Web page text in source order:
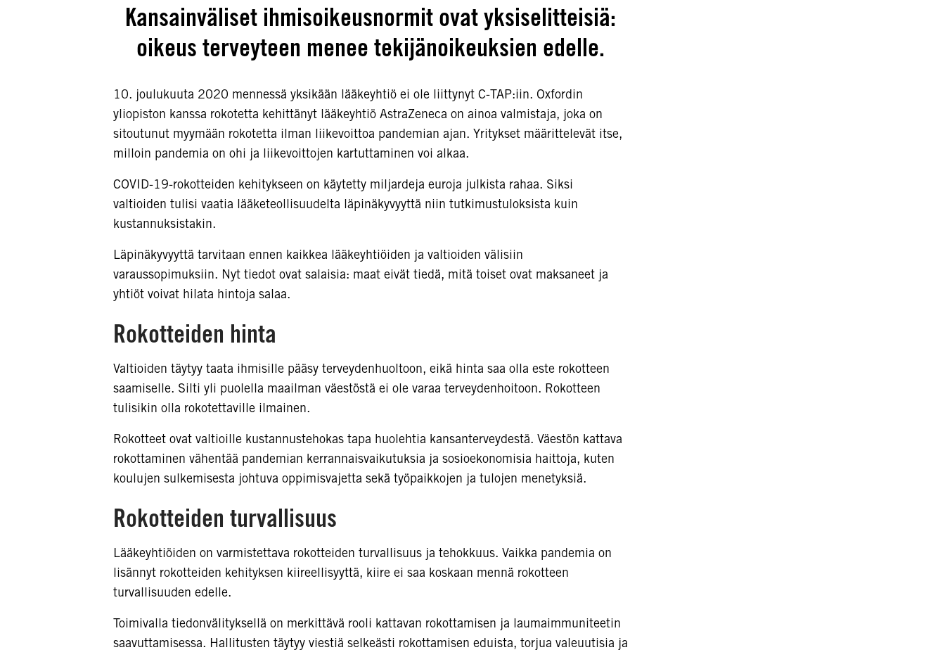
Kansainväliset ihmisoikeusnormit ovat yksiselitteisiä:
oikeus terveyteen menee tekijänoikeuksien edelle.
10. joulukuuta 2020 mennessä yksikään lääkeyhtiö ei ole liittynyt C-TAP:iin. Oxfordin
yliopiston kanssa rokotetta kehittänyt lääkeyhtiö AstraZeneca on ainoa valmistaja, joka on
sitoutunut myymään rokotetta ilman liikevoittoa pandemian ajan. Yritykset määrittelevät itse,
milloin pandemia on ohi ja liikevoittojen kartuttaminen voi alkaa.
COVID-19-rokotteiden kehitykseen on käytetty miljardeja euroja julkista rahaa. Siksi
valtioiden tulisi vaatia lääketeollisuudelta läpinäkyvyyttä niin tutkimustuloksista kuin
kustannuksistakin.
Läpinäkyvyyttä tarvitaan ennen kaikkea lääkeyhtiöiden ja valtioiden välisiin
varaussopimuksiin. Nyt tiedot ovat salaisia: maat eivät tiedä, mitä toiset ovat maksaneet ja
yhtiöt voivat hilata hintoja salaa.
Rokotteiden hinta
Valtioiden täytyy taata ihmisille pääsy terveydenhuoltoon, eikä hinta saa olla este rokotteen
saamiselle. Silti yli puolella maailman väestöstä ei ole varaa terveydenhoitoon. Rokotteen
tulisikin olla rokotettaville ilmainen.
Rokotteet ovat valtioille kustannustehokas tapa huolehtia kansanterveydestä. Väestön kattava
rokottaminen vähentää pandemian kerrannaisvaikutuksia ja sosioekonomisia haittoja, kuten
koulujen sulkemisesta johtuva oppimisvajetta sekä työpaikkojen ja tulojen menetyksiä.
Rokotteiden turvallisuus
Lääkeyhtiöiden on varmistettava rokotteiden turvallisuus ja tehokkuus. Vaikka pandemia on
lisännyt rokotteiden kehityksen kiireellisyyttä, kiire ei saa koskaan mennä rokotteen
turvallisuuden edelle.
Toimivalla tiedonvälityksellä on merkittävä rooli kattavan rokottamisen ja laumaimmuniteetin
saavuttamisessa. Hallitusten täytyy viestiä selkeästi rokottamisen eduista, torjua valeuutisia ja